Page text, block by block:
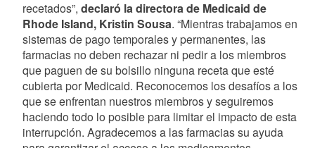
recetados”, declaró la directora de Medicaid de
Rhode Island, Kristin Sousa. “Mientras trabajamos en
sistemas de pago temporales y permanentes, las
farmacias no deben rechazar ni pedir a los miembros
que paguen de su bolsillo ninguna receta que esté
cubierta por Medicaid. Reconocemos los desafíos a los
que se enfrentan nuestros miembros y seguiremos
haciendo todo lo posible para limitar el impacto de esta
interrupción. Agradecemos a las farmacias su ayuda